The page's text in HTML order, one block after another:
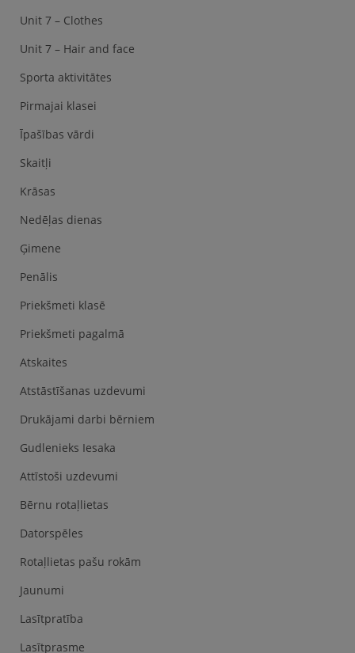
Unit 7 – Clothes
Unit 7 – Hair and face
Sporta aktivitātes
Pirmajai klasei
Īpašības vārdi
Skaitļi
Krāsas
Nedēļas dienas
Ģimene
Penālis
Priekšmeti klasē
Priekšmeti pagalmā
Atskaites
Atstāstīšanas uzdevumi
Drukājami darbi bērniem
Gudlenieks Iesaka
Attīstoši uzdevumi
Bērnu rotaļlietas
Datorspēles
Rotaļlietas pašu rokām
Jaunumi
Lasītpratība
Lasītprasme